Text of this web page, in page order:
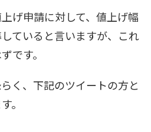
げ申請に対して、値上げ幅
ていると言いますが、これ
です。
く、下記のツイートの方と
。